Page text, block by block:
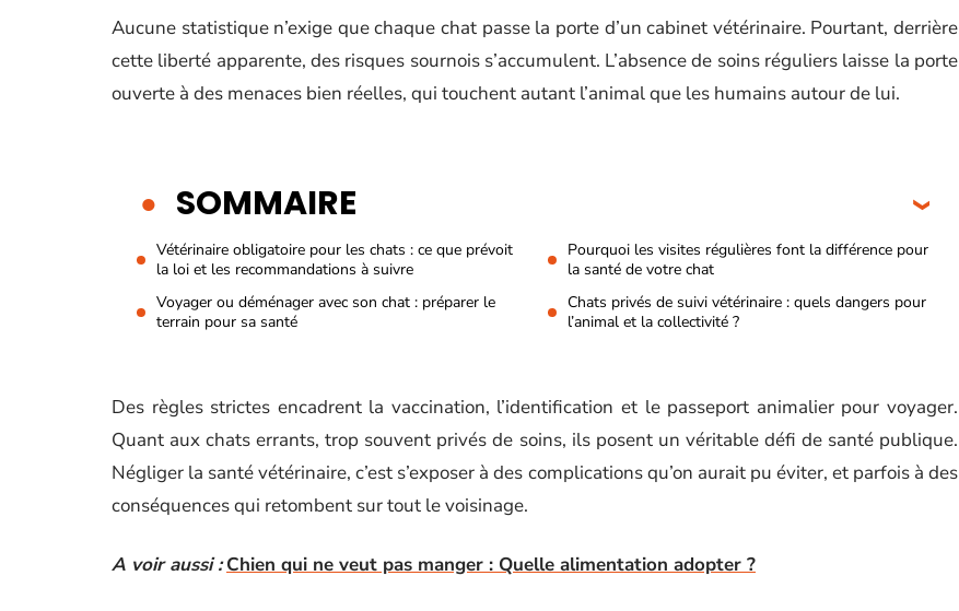
Aucune statistique n’exige que chaque chat passe la porte d’un cabinet vétérinaire. Pourtant, derrière
cette liberté apparente, des risques sournois s’accumulent. L’absence de soins réguliers laisse la porte
ouverte à des menaces bien réelles, qui touchent autant l’animal que les humains autour de lui.
SOMMAIRE
Vétérinaire obligatoire pour les chats : ce que prévoit
la loi et les recommandations à suivre
Pourquoi les visites régulières font la différence pour
la santé de votre chat
Voyager ou déménager avec son chat : préparer le
terrain pour sa santé
Chats privés de suivi vétérinaire : quels dangers pour
l’animal et la collectivité ?
Des règles strictes encadrent la vaccination, l’identification et le passeport animalier pour voyager.
Quant aux chats errants, trop souvent privés de soins, ils posent un véritable défi de santé publique.
Négliger la santé vétérinaire, c’est s’exposer à des complications qu’on aurait pu éviter, et parfois à des
conséquences qui retombent sur tout le voisinage.
A voir aussi : Chien qui ne veut pas manger : Quelle alimentation adopter ?